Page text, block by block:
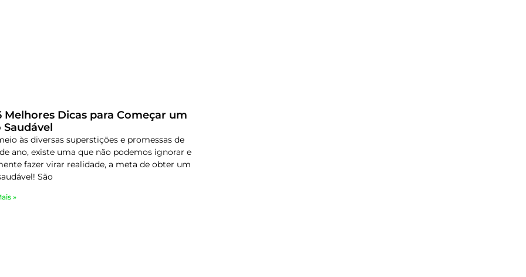
Melhores Dicas para Começar um
Saudável
às diversas superstições e promessas de
ano, existe uma que não podemos ignorar e
fazer virar realidade, a meta de obter um
São
»